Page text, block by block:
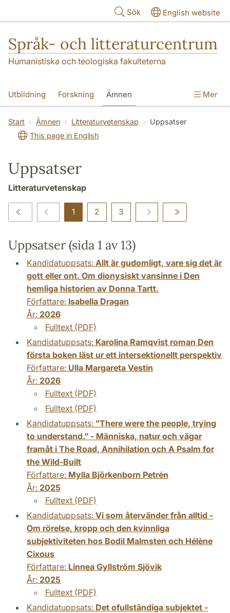
Sök English website
Språk- och litteraturcentrum
Humanistiska och teologiska fakulteterna
Utbildning Forskning Ämnen
SOL-husen Kontakt Institutionen
översättning till svenska
Mer
Start Ämnen Litteraturvetenskap
Uppsatser
This page in English
Uppsatser
Litteraturvetenskap
1 2 3
Uppsatser (sida 1 av 13)
Kandidatuppsats: Allt är gudomligt, vare sig det är
gott eller ont. Om dionysiskt vansinne i Den
hemliga historien av Donna Tartt.
Författare: Isabella Dragan
År: 2026
Fulltext (PDF)
Kandidatuppsats: Karolina Ramqvist roman Den
första boken läst ur ett intersektionellt perspektiv
Författare: Ulla Margareta Vestin
År: 2026
Fulltext (PDF)
Fulltext (PDF)
Kandidatuppsats: ”There were the people, trying
to understand.” - Människa, natur och vägar
framåt i The Road, Annihilation och A Psalm for
the Wild-Built
Författare: Mylla Björkenborn Petrén
År: 2025
Fulltext (PDF)
Kandidatuppsats: Vi som återvänder från alltid -
Om rörelse, kropp och den kvinnliga
subjektiviteten hos Bodil Malmsten och Hélène
Cixous
Författare: Linnea Gyllström Sjövik
År: 2025
Fulltext (PDF)
Kandidatuppsats: Det ofullständiga subjektet -